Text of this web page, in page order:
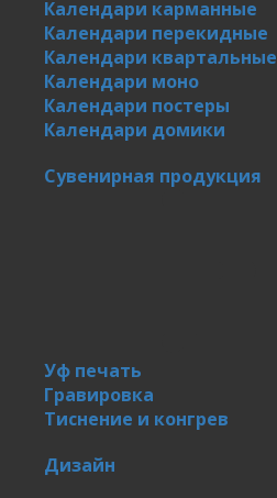
Календари карманные
Календари перекидные
Календари квартальные
Календари моно
Календари постеры
Календари домики
Сувенирная продукция
Уф печать
Гравировка
Тиснение и конгрев
Дизайн